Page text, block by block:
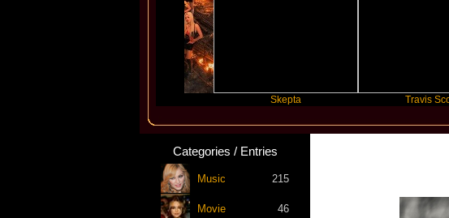
Travis Scott
Categories / Entries
Music 215
Movie 46